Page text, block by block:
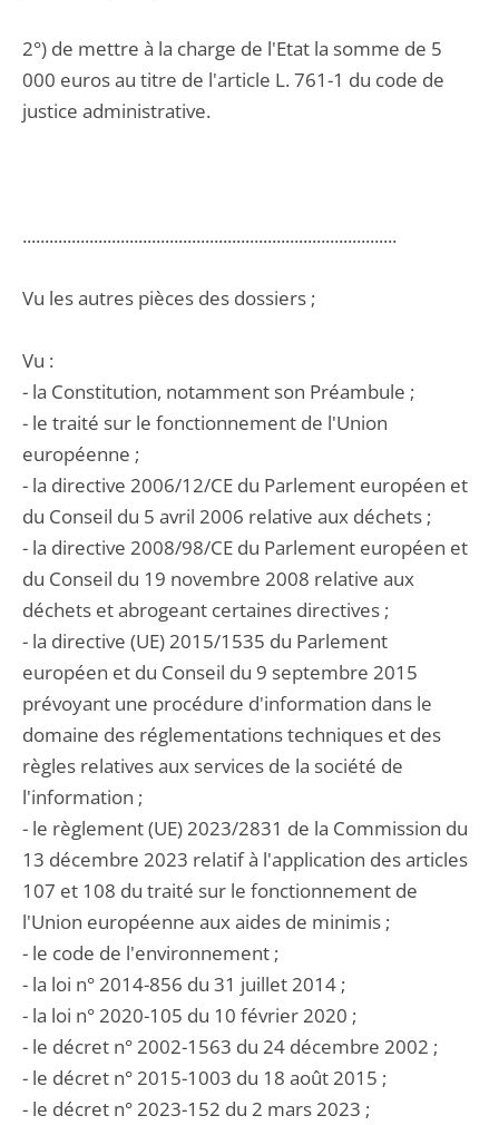
2°) de mettre à la charge de l'Etat la somme de 5
000 euros au titre de l'article L. 761-1 du code de
justice administrative.
....................................................................................
Vu les autres pièces des dossiers ;
Vu :
- la Constitution, notamment son Préambule ;
- le traité sur le fonctionnement de l'Union
européenne ;
- la directive 2006/12/CE du Parlement européen et
du Conseil du 5 avril 2006 relative aux déchets ;
- la directive 2008/98/CE du Parlement européen et
du Conseil du 19 novembre 2008 relative aux
déchets et abrogeant certaines directives ;
- la directive (UE) 2015/1535 du Parlement
européen et du Conseil du 9 septembre 2015
prévoyant une procédure d'information dans le
domaine des réglementations techniques et des
règles relatives aux services de la société de
l'information ;
- le règlement (UE) 2023/2831 de la Commission du
13 décembre 2023 relatif à l'application des articles
107 et 108 du traité sur le fonctionnement de
l'Union européenne aux aides de minimis ;
- le code de l'environnement ;
- la loi n° 2014-856 du 31 juillet 2014 ;
- la loi n° 2020-105 du 10 février 2020 ;
- le décret n° 2002-1563 du 24 décembre 2002 ;
- le décret n° 2015-1003 du 18 août 2015 ;
- le décret n° 2023-152 du 2 mars 2023 ;